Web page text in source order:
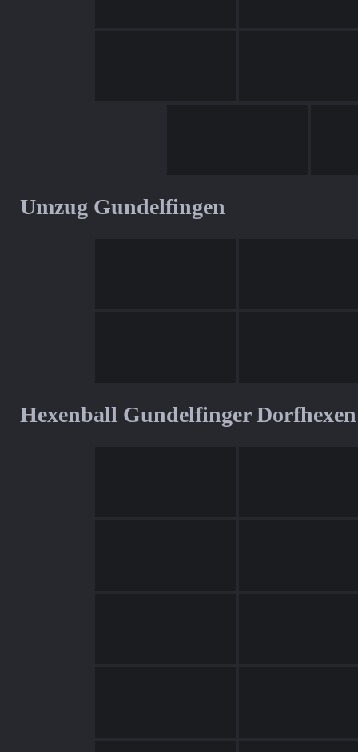
Umzug Gundelfingen
Hexenball Gundelfinger Dorfhexen